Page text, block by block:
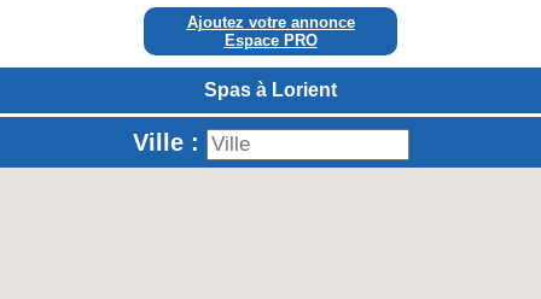
Ajoutez votre annonce
Espace PRO
Spas à Lorient
Ville :